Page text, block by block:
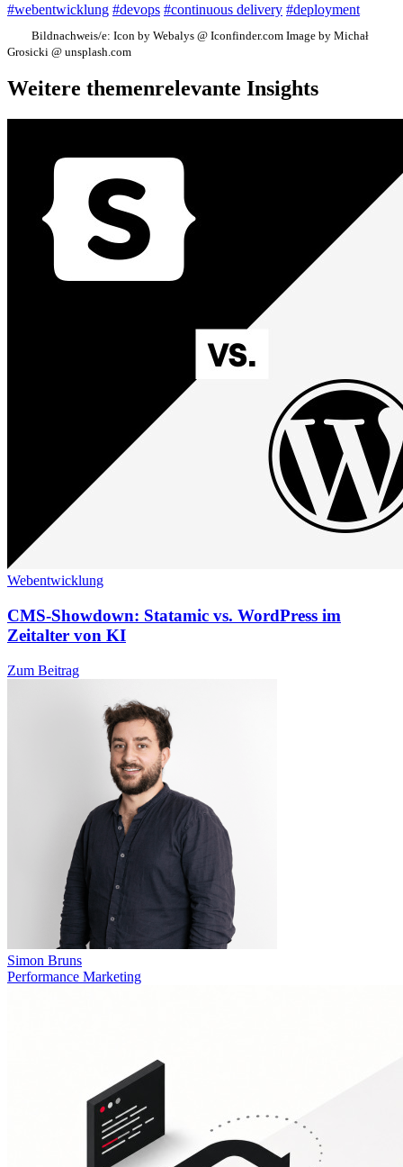
#webentwicklung #devops #continuous delivery #deployment
Bildnachweis/e: Icon by Webalys @ Iconfinder.com Image by Michał
Grosicki @ unsplash.com
Weitere themenrelevante Insights
Webentwicklung
CMS-Showdown: Statamic vs. WordPress im
Zeitalter von KI
Zum Beitrag
Simon Bruns
Performance Marketing